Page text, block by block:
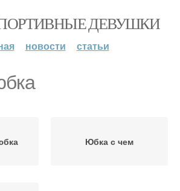
СПОРТИВНЫЕ ДЕВУШКИ
новости статьи
Юбка с чем